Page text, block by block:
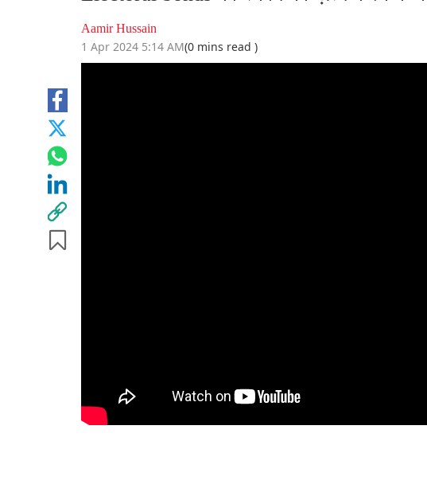
Aamir Hussain
1 Apr 2024 5:14 AM(0 mins read )